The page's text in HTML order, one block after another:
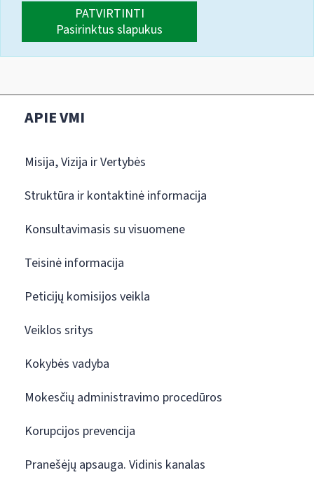
PATVIRTINTI
Pasirinktus slapukus
APIE VMI
Misija, Vizija ir Vertybės
Struktūra ir kontaktinė informacija
Konsultavimasis su visuomene
Teisinė informacija
Peticijų komisijos veikla
Veiklos sritys
Kokybės vadyba
Mokesčių administravimo procedūros
Korupcijos prevencija
Pranešėjų apsauga. Vidinis kanalas